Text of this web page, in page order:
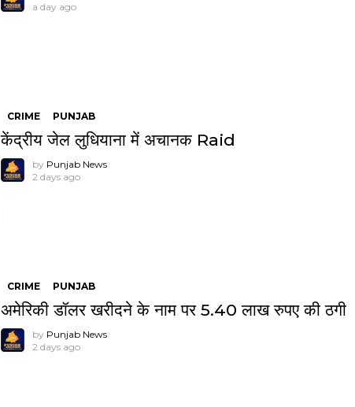
a day ago
CRIME PUNJAB
केंद्रीय जेल लुधियाना में अचानक Raid
by Punjab News
2 days ago
CRIME PUNJAB
अमेरिकी डॉलर खरीदने के नाम पर 5.40 लाख रुपए की ठगी
by Punjab News
2 days ago